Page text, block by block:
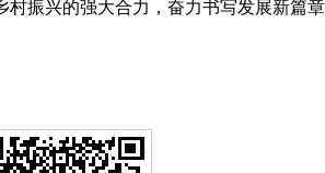
振兴的强大合力，奋力书写发展新篇章